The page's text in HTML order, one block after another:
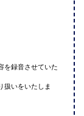
を録音させていた
扱いをいたしま